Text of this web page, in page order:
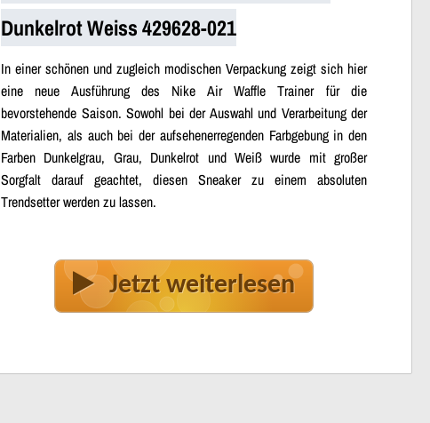
Dunkelrot Weiss 429628-021
In einer schönen und zugleich modischen Verpackung zeigt sich hier
eine neue Ausführung des Nike Air Waffle Trainer für die
bevorstehende Saison. Sowohl bei der Auswahl und Verarbeitung der
Materialien, als auch bei der aufsehenerregenden Farbgebung in den
Farben Dunkelgrau, Grau, Dunkelrot und Weiß wurde mit großer
Sorgfalt darauf geachtet, diesen Sneaker zu einem absoluten
Trendsetter werden zu lassen.
Jetzt weiterlesen